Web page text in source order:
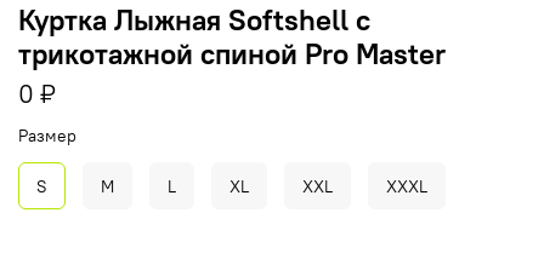
Куртка Лыжная Softshell с
трикотажной спиной Pro Master
0 ₽
Размер
S M L XL XXL XXXL